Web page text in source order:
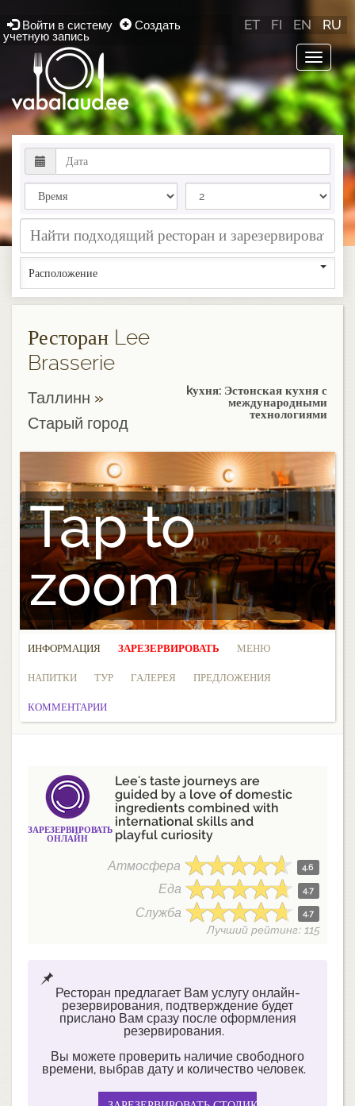
Toggle
Войти в систему
Создать
учетную запись
ET FI EN RU
Расположение
Ресторан Lee
Brasserie
Таллинн »
Старый город
kухня: Эстонская кухня с
международными
технологиями
Tap to
zoom
ИНФОРМАЦИЯ ЗАРЕЗЕРВИРОВАТЬ МЕНЮ
НАПИТКИ ТУР ГАЛЕРЕЯ ПРЕДЛОЖЕНИЯ
КОММЕНТАРИИ
ЗАРЕЗЕРВИРОВАТЬ
ОНЛАЙН
Lee's taste journeys are
guided by a love of domestic
ingredients combined with
international skills and
playful curiosity
Атмосфера 4.6
Еда 4.7
Служба 4.7
Лучший рейтинг: 115
Ресторан предлагает Вам услугу онлайн-
резервирования, подтверждение будет
прислано Вам сразу после оформления
резервирования.
Вы можете проверить наличие свободного
времени, выбрав дату и количество человек.